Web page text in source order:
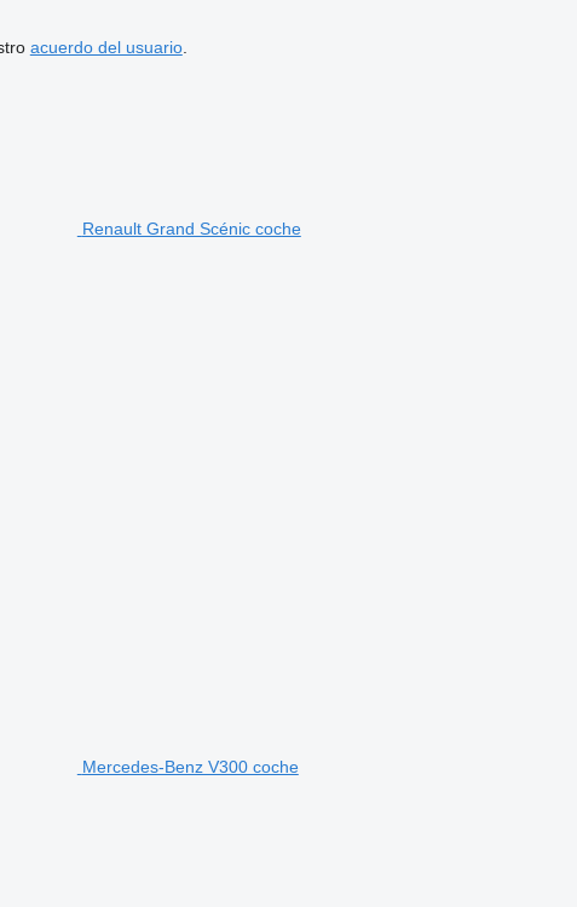
acuerdo del usuario.
Renault Grand Scénic coche
Mercedes-Benz V300 coche